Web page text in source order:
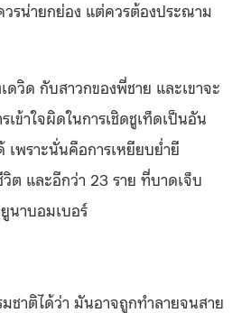
วรน่ายกย่อง แต่ควรต้องประณาม
ดวิด กับสาวกของพี่ชาย และเขาจะ
ข้าใจผิดในการเชิดชูเท็ดเป็นอัน
เพราะนั่นคือการเหยียบย่ำยี
ต และอีกว่า 23 ราย ที่บาดเจ็บ
นาบอมเบอร์
มชาติได้ว่า มันอาจถูกทำลายจนสาย